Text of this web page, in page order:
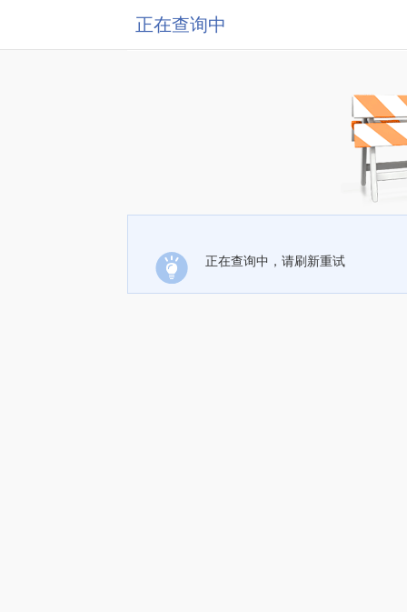
正在查询中
正在查询中，请刷新重试